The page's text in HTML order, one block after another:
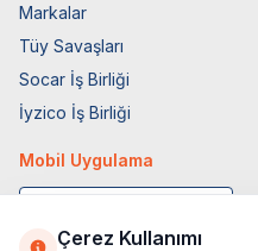
Markalar
Tüy Savaşları
Socar İş Birliği
İyzico İş Birliği
Mobil Uygulama
Çerez Kullanımı